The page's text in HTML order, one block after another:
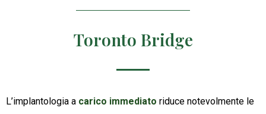
Toronto Bridge
L’implantologia a carico immediato riduce notevolmente le